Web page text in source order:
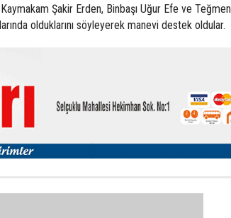
Şakir Erden, Binbaşı Uğur Efe ve Teğmen
olduklarını söyleyerek manevi destek oldular.